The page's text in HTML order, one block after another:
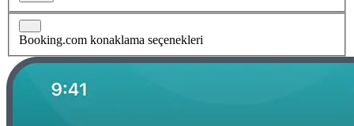
Booking.com konaklama seçenekleri